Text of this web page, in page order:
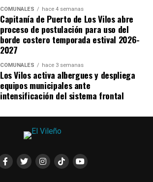
COMUNALES hace 4 semanas
Capitanía de Puerto de Los Vilos abre
proceso de postulación para uso del
borde costero temporada estival 2026-
2027
COMUNALES hace 3 semanas
Los Vilos activa albergues y despliega
equipos municipales ante
intensificación del sistema frontal